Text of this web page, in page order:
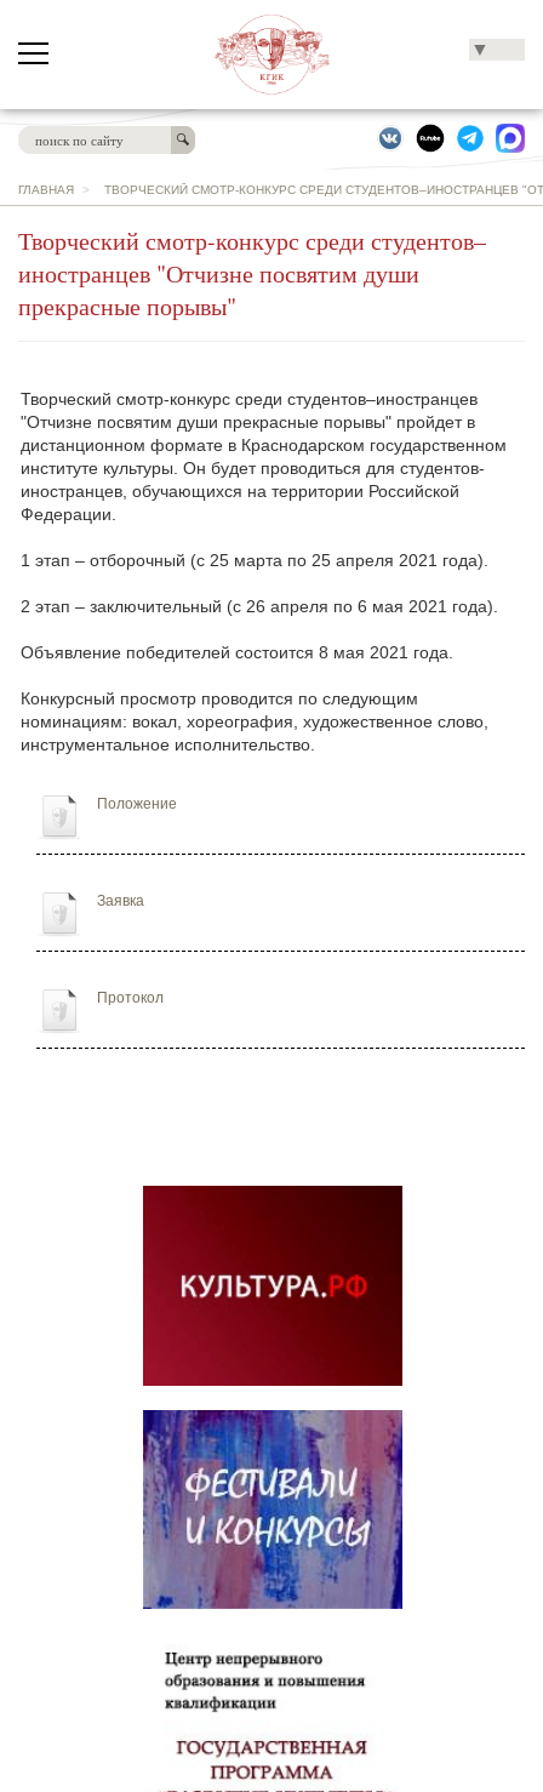
▼
ГЛАВНАЯ > ТВОРЧЕСКИЙ СМОТР-КОНКУРС СРЕДИ СТУДЕНТОВ–ИНОСТРАНЦЕВ
Творческий смотр-конкурс среди студентов–
иностранцев "Отчизне посвятим души
прекрасные порывы"
Творческий смотр-конкурс среди студентов–иностранцев
"Отчизне посвятим души прекрасные порывы" пройдет в
дистанционном формате в Краснодарском государственном
институте культуры. Он будет проводиться для студентов-
иностранцев, обучающихся на территории Российской
Федерации.
1 этап – отборочный (с 25 марта по 25 апреля 2021 года).
2 этап – заключительный (с 26 апреля по 6 мая 2021 года).
Объявление победителей состоится 8 мая 2021 года.
Конкурсный просмотр проводится по следующим
номинациям: вокал, хореография, художественное слово,
инструментальное исполнительство.
Положение
Заявка
Протокол